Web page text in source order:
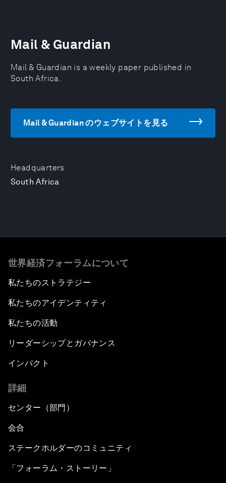
Headquarters
South Africa
Mail & Guardian
Mail & Guardian is a weekly paper published in
South Africa.
Mail & Guardian のウェブサイトを見る
世界経済フォーラムについて
私たちのストラテジー
私たちのアイデンティティ
私たちの活動
リーダーシップとガバナンス
インパクト
詳細
センター（部門）
会合
ステークホルダーのコミュニティ
「フォーラム・ストーリー」